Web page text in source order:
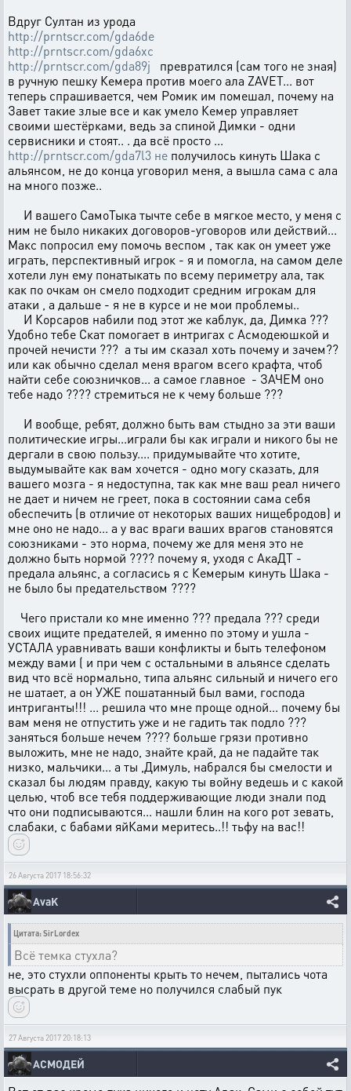
Вдруг Султан из урода
http://prntscr.com/gda6de
http://prntscr.com/gda6xc
http://prntscr.com/gda89j превратился (сам того не зная)
в ручную пешку Кемера против моего ала ZAVET... вот
теперь спрашивается, чем Ромик им помешал, почему на
Завет такие злые все и как умело Кемер управляет
своими шестёрками, ведь за спиной Димки - одни
сервисники и стоят.. . да всё просто ...
http://prntscr.com/gda7l3 не получилось кинуть Шака с
альянсом, не до конца уговорил меня, а вышла сама с ала
на много позже..
И вашего СамоТыка тычте себе в мягкое место, у меня с
ним не было никаких договоров-уговоров или действий...
Макс попросил ему помочь веспом , так как он умеет уже
играть, перспективный игрок - я и помогла, на самом деле
хотели лун ему понатыкать по всему периметру ала, так
как по очкам он смело подходит средним игрокам для
атаки , а дальше - я не в курсе и не мои проблемы..
И Корсаров набили под этот же каблук, да, Димка ???
Удобно тебе Скат помогает в интригах с Асмодеюшкой и
прочей нечисти ??? а ты им сказал хоть почему и зачем??
или как обычно сделал меня врагом всего крафта, чтоб
найти себе союзничков... а самое главное - ЗАЧЕМ оно
тебе надо ???? стремиться не к чему больше ???
И вообще, ребят, должно быть вам стыдно за эти ваши
политические игры...играли бы как играли и никого бы не
дергали в свою пользу.... придумывайте что хотите,
выдумывайте как вам хочется - одно могу сказать, для
вашего мозга - я недоступна, так как мне ваш реал ничего
не дает и ничем не греет, пока в состоянии сама себя
обеспечить (в отличие от некоторых ваших нищебродов) и
мне оно не надо... а у вас враги ваших врагов становятся
союзниками - это норма, почему же для меня это не
должно быть нормой ???? почему я, уходя с АкаДТ -
предала альянс, а согласись я с Кемерым кинуть Шака -
не было бы предательством ????
Чего пристали ко мне именно ??? предала ??? среди
своих ищите предателей, я именно по этому и ушла -
УСТАЛА уравнивать ваши конфликты и быть телефоном
между вами ( и при чем с остальными в альянсе сделать
вид что всё нормально, типа альянс сильный и ничего его
не шатает, а он УЖЕ пошатанный был вами, господа
интриганты!!! ... решила что мне проще одной... почему бы
вам меня не отпустить уже и не гадить так подло ???
заняться больше нечем ???? больше грязи противно
выложить, мне не надо, знайте край, да не падайте так
низко, мальчики... а ты ,Димуль, набрался бы смелости и
сказал бы людям правду, какую ты войну ведешь и с какой
целью, чтоб все тебя поддерживающие люди знали под
что они подписываются... нашли блин на кого рот зевать,
слабаки, с бабами яйКами меритесь..!! тьфу на вас!!
26 Августа 2017 18:56:32
AvaK
Цитата: SirLordex
Всё темка стухла?
не, это стухли оппоненты крыть то нечем, пытались чота
высрать в другой теме но получился слабый пук
27 Августа 2017 20:18:13
АСМОДЕЙ